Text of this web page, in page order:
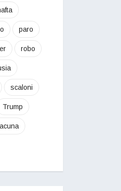
paro
robo
scaloni
Trump